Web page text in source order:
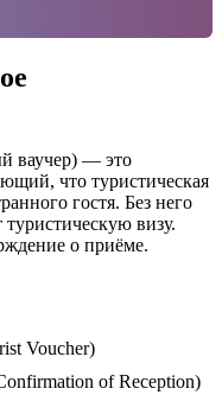
ваучер) — это
что туристическая
гостя. Без него
визу.
о приёме.
Voucher)
of Reception)